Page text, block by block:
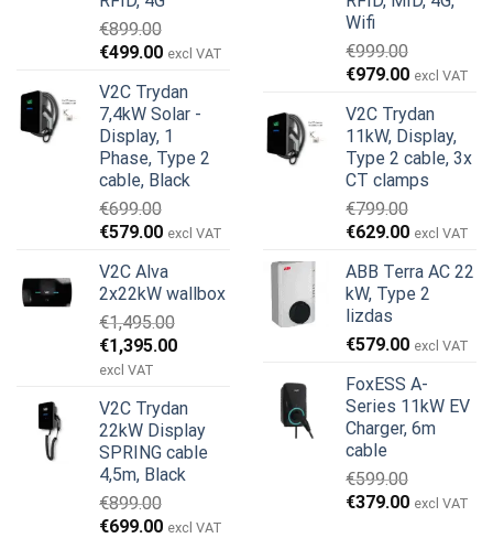
€899.00
Original
was:
€899.00.
€499.00Current
is:
€499.00.
excl VAT
V2C Trydan
7,4kW Solar -
Display, 1
Phase, Type 2
cable, Black
€699.00
Original
was:
€699.00.
€579.00Current
is:
€579.00.
excl VAT
V2C Alva
2x22kW wallbox
€1,495.00
Original
price
€1,495.00.
€1,395.00Current
€1,395.00.
excl VAT
V2C Trydan
22kW Display
SPRING cable
4,5m, Black
€899.00
Original
€699.00Current
excl VAT
Wifi
€999.00
Original
was:
€999.00.
€979.00Current
is:
€979.00.
excl VAT
V2C Trydan
11kW, Display,
Type 2 cable, 3x
CT clamps
€799.00
Original
was:
€799.00.
€629.00Current
is:
€629.00.
excl VAT
ABB Terra AC 22
kW, Type 2
lizdas
€579.00 excl VAT
FoxESS A-
Series 11kW EV
Charger, 6m
cable
€599.00
Original
€379.00Current
excl VAT